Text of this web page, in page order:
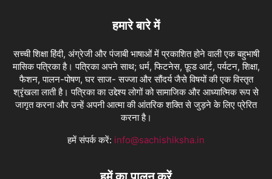
हमारे बारे में
सच्ची शिक्षा हिंदी, अंग्रेजी और पंजाबी भाषाओं में प्रकाशित होने वाली एक बहुभाषी
मासिक पत्रिका है। पत्रिका अपने साथ; धर्म, फिटनेस, फ़ूड आर्ट, पर्यटन, शिक्षा,
फैशन, पालन-पोषण, घर साज- सज्जा और सौंदर्य जैसे विषयों की एक विस्तृत
श्रृंखला लाती है। पत्रिका का उद्देश्य लोगों को सामाजिक और आध्यात्मिक रूप से
जागृत करना और उन्हें अपनी आत्मा की आंतरिक शक्ति से जुड़ने के लिए प्रेरित
करना है।
हमें संपर्क करें: info@sachishiksha.in